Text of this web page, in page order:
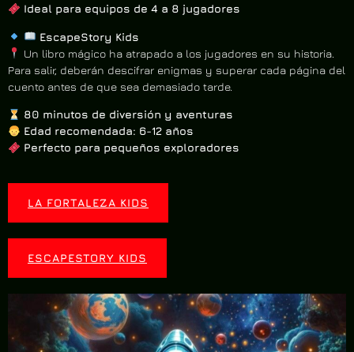
Ideal para equipos de 4 a 8 jugadores
EscapeStory Kids
Un libro mágico ha atrapado a los jugadores en su historia.
Para salir, deberán descifrar enigmas y superar cada página del
cuento antes de que sea demasiado tarde.
80 minutos de diversión y aventuras
Edad recomendada: 6-12 años
Perfecto para pequeños exploradores
LA FORTALEZA KIDS
ESCAPESTORY KIDS